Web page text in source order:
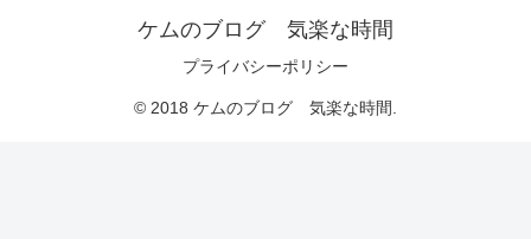
ケムのブログ 気楽な時間
プライバシーポリシー
© 2018 ケムのブログ 気楽な時間.